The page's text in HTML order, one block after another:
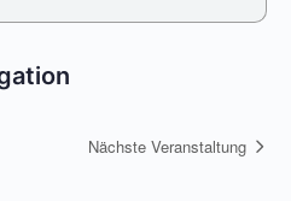
Nächste Veranstaltung